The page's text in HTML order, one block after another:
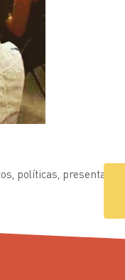
políticas presentación